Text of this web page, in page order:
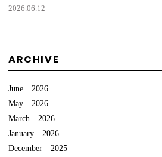
2026.06.12
ARCHIVE
June 2026
May 2026
March 2026
January 2026
December 2025